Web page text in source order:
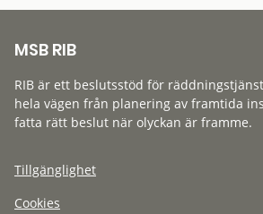
MSB RIB
RIB är ett beslutsstöd för
hela vägen från planering av framtida
fatta rätt beslut när olyckan är framme.
Tillgänglighet
Cookies